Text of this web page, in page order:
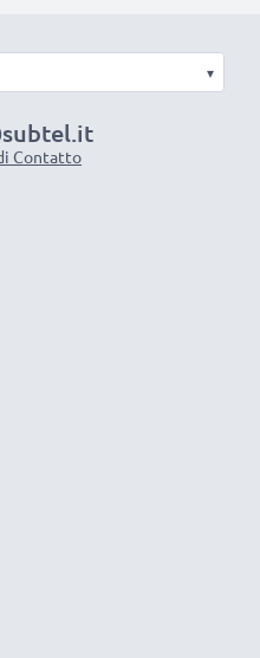
È la scelta più
che tu possa fare,
ambientale.
durata, non fare
ora!
▾
Contatto